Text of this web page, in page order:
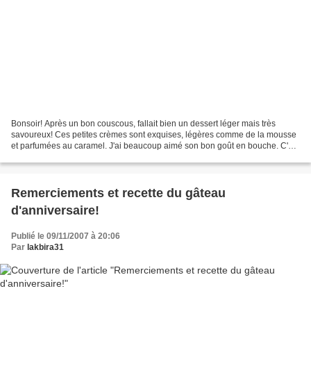
Bonsoir! Après un bon couscous, fallait bien un dessert léger mais très
savoureux! Ces petites crèmes sont exquises, légères comme de la mousse
et parfumées au caramel. J'ai beaucoup aimé son bon goût en bouche. C'est
Remerciements et recette du gâteau
d'anniversaire!
Publié le 09/11/2007 à 20:06
Par lakbira31